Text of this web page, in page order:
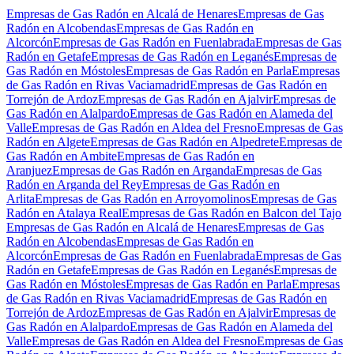
Empresas de Gas Radón en Alcalá de HenaresEmpresas de Gas
Radón en AlcobendasEmpresas de Gas Radón en
AlcorcónEmpresas de Gas Radón en FuenlabradaEmpresas de Gas
Radón en GetafeEmpresas de Gas Radón en LeganésEmpresas de
Gas Radón en MóstolesEmpresas de Gas Radón en ParlaEmpresas
de Gas Radón en Rivas VaciamadridEmpresas de Gas Radón en
Torrejón de ArdozEmpresas de Gas Radón en AjalvirEmpresas de
Gas Radón en AlalpardoEmpresas de Gas Radón en Alameda del
ValleEmpresas de Gas Radón en Aldea del FresnoEmpresas de Gas
Radón en AlgeteEmpresas de Gas Radón en AlpedreteEmpresas de
Gas Radón en AmbiteEmpresas de Gas Radón en
AranjuezEmpresas de Gas Radón en ArgandaEmpresas de Gas
Radón en Arganda del ReyEmpresas de Gas Radón en
ArlitaEmpresas de Gas Radón en ArroyomolinosEmpresas de Gas
Radón en Atalaya RealEmpresas de Gas Radón en Balcon del Tajo
Empresas de Gas Radón en Alcalá de HenaresEmpresas de Gas
Radón en AlcobendasEmpresas de Gas Radón en
AlcorcónEmpresas de Gas Radón en FuenlabradaEmpresas de Gas
Radón en GetafeEmpresas de Gas Radón en LeganésEmpresas de
Gas Radón en MóstolesEmpresas de Gas Radón en ParlaEmpresas
de Gas Radón en Rivas VaciamadridEmpresas de Gas Radón en
Torrejón de ArdozEmpresas de Gas Radón en AjalvirEmpresas de
Gas Radón en AlalpardoEmpresas de Gas Radón en Alameda del
ValleEmpresas de Gas Radón en Aldea del FresnoEmpresas de Gas